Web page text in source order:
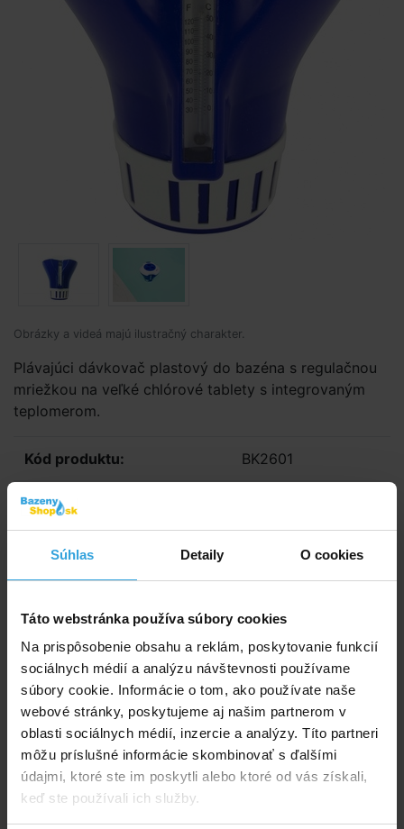
Súhlas Detaily O cookies
Táto webstránka používa súbory cookies
Na prispôsobenie obsahu a reklám, poskytovanie funkcií
sociálnych médií a analýzu návštevnosti používame
súbory cookie. Informácie o tom, ako používate naše
webové stránky, poskytujeme aj našim partnerom v
oblasti sociálnych médií, inzercie a analýzy. Títo partneri
môžu príslušné informácie skombinovať s ďalšími
údajmi, ktoré ste im poskytli alebo ktoré od vás získali,
keď ste používali ich služby.
Obrázky a videá majú ilustračný charakter.
Plávajúci dávkovač plastový do bazéna s regulačnou
mriežkou na veľké chlórové tablety s integrovaným
teplomerom.
Kód produktu: BK2601
Značka:
Dostupnost:
Prodej ukončen
Spýtajte sa predavača
Podrobný popis
Podrobný popis
Plavák sa samovoľne pohybuje po hladine bazéna, čím
je podporená rovnomernosť dávkovania prípravkov.
Dávkovanie je možné ľahko nastaviť posúvaním
regulačnej mriežky. Môžu byť použité tablety do
veľkosti maximálne 200 g. Postupným uvoľňovaním